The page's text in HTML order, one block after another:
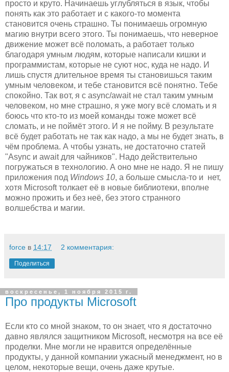
просто и круто. Начинаешь углубляться в язык, чтобы
понять как это работает и с какого-то момента
становится очень страшно. Ты понимаешь огромную
магию внутри всего этого. Ты понимаешь, что неверное
движение может всё поломать, а работает только
благодаря умным людям, которые написали кишки и
программистам, которые не суют нос, куда не надо. И
лишь спустя длительное время ты становишься таким
умным человеком, и тебе становится всё понятно. Тебе
спокойно. Так вот, я с async/await не стал таким умным
человеком, но мне страшно, я уже могу всё сломать и я
боюсь что кто-то из моей команды тоже может всё
сломать, и не поймёт этого. И я не пойму. В результате
всё будет работать не так как надо, а мы не будет знать, в
чём проблема. А чтобы узнать, не достаточно статей
"Async и await для чайников". Надо действительно
погружаться в технологию. А оно мне не надо. Я не пишу
приложения под Windows 10, а больше смысла-то и нет,
хотя Microsoft толкает её в новые библиотеки, вполне
можно прожить и без неё, без этого странного
волшебства и магии.
force в 14:17 2 комментария:
Поделиться
воскресенье, 1 ноября 2015 г.
Про продукты Microsoft
Если кто со мной знаком, то он знает, что я достаточно
давно являлся защитником Microsoft, несмотря на все её
проделки. Мне могли не нравится определённые
продукты, у данной компании ужасный менеджмент, но в
целом, некоторые вещи, очень даже крутые.